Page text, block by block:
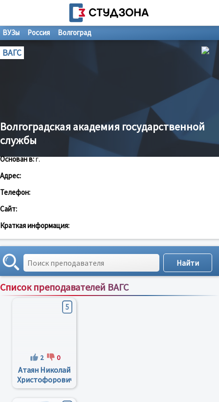
ВУЗы Россия Волгоград
ВАГС
Волгоградская академия государственной
службы
Основан в:г.
Адрес:
Телефон:
Сайт:
Краткая информация:
Список преподавателей ВАГС
Сортировка по:имени;рейтингу;отзывам
5
2 0
Атаян Николай
Христофорович